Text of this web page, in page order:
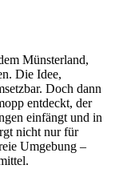
Münsterland,
Die Idee,
Doch dann
entdeckt, der
einfängt und in
nicht nur für
Umgebung –